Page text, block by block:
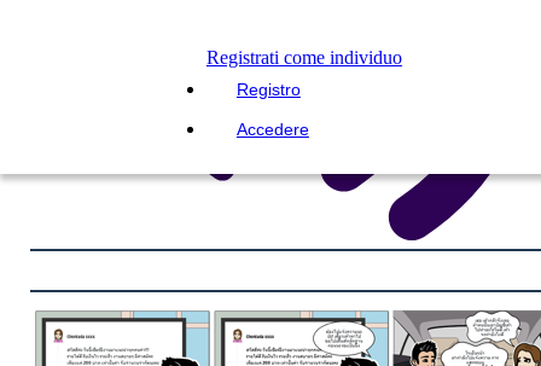
Registrati come individuo
Registro
Accedere